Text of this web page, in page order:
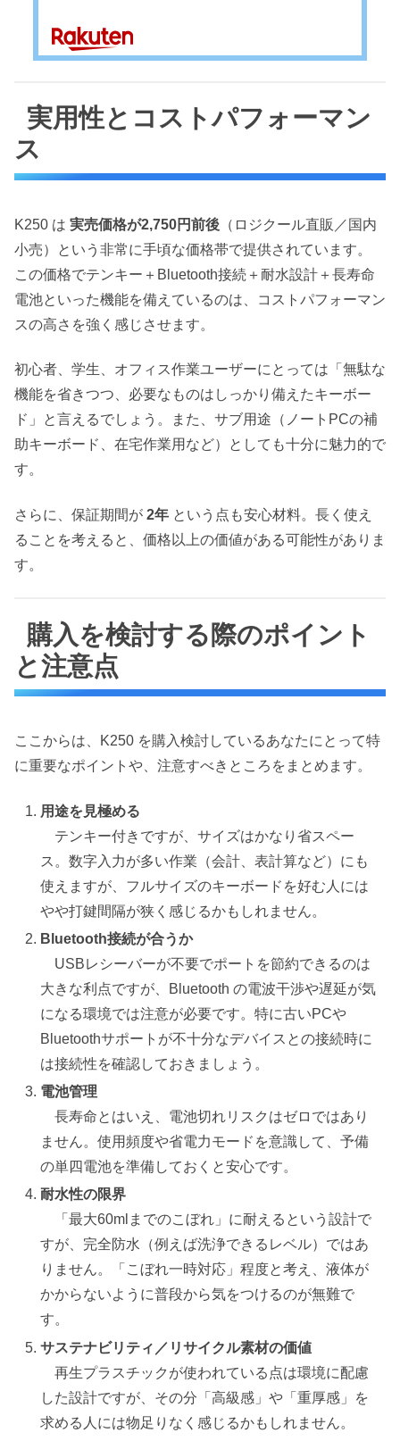
実用性とコストパフォーマン
ス
K250 は 実売価格が2,750円前後 （ロジクール直販／国内
小売）という非常に手頃な価格帯で提供されています。
この価格でテンキー＋Bluetooth接続＋耐水設計＋長寿命
電池といった機能を備えているのは、コストパフォーマン
スの高さを強く感じさせます。
初心者、学生、オフィス作業ユーザーにとっては「無駄な
機能を省きつつ、必要なものはしっかり備えたキーボー
ド」と言えるでしょう。また、サブ用途（ノートPCの補
助キーボード、在宅作業用など）としても十分に魅力的で
す。
さらに、保証期間が 2年 という点も安心材料。長く使え
ることを考えると、価格以上の価値がある可能性がありま
す。
購入を検討する際のポイント
と注意点
ここからは、K250 を購入検討しているあなたにとって特
に重要なポイントや、注意すべきところをまとめます。
用途を見極める
テンキー付きですが、サイズはかなり省スペー
ス。数字入力が多い作業（会計、表計算など）にも
使えますが、フルサイズのキーボードを好む人には
やや打鍵間隔が狭く感じるかもしれません。
Bluetooth接続が合うか
USBレシーバーが不要でポートを節約できるのは
大きな利点ですが、Bluetooth の電波干渉や遅延が気
になる環境では注意が必要です。特に古いPCや
Bluetoothサポートが不十分なデバイスとの接続時に
は接続性を確認しておきましょう。
電池管理
長寿命とはいえ、電池切れリスクはゼロではあり
ません。使用頻度や省電力モードを意識して、予備
の単四電池を準備しておくと安心です。
耐水性の限界
「最大60mlまでのこぼれ」に耐えるという設計で
すが、完全防水（例えば洗浄できるレベル）ではあ
りません。「こぼれ一時対応」程度と考え、液体が
かからないように普段から気をつけるのが無難で
す。
サステナビリティ／リサイクル素材の価値
再生プラスチックが使われている点は環境に配慮
した設計ですが、その分「高級感」や「重厚感」を
求める人には物足りなく感じるかもしれません。